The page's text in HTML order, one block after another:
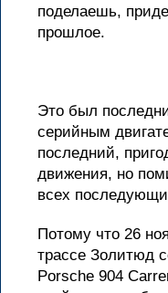
поделаешь,
прошлое.
Это был
серийным
последний,
движения, но
всех
Потому что 26
трассе Золитюд
Porsche 904